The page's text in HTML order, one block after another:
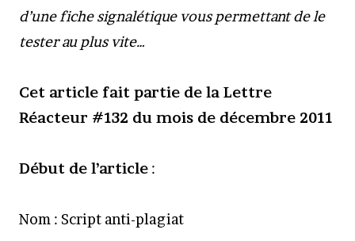
d’une fiche signalétique vous permettant de le
tester au plus vite…
Cet article fait partie de la Lettre
Réacteur #132 du mois de décembre 2011
Début de l’article :
Nom : Script anti-plagiat